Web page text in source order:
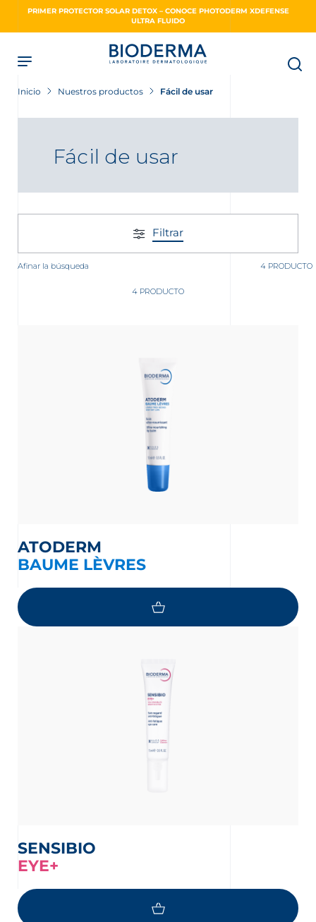
PRIMER PROTECTOR SOLAR DETOX – CONOCE PHOTODERM XDEFENSE
ULTRA FLUIDO
Inicio Nuestros productos Fácil de usar
Fácil de usar
Filtrar
Afinar la búsqueda 4 PRODUCTO
4 PRODUCTO
ATODERM
BAUME LÈVRES
SENSIBIO
EYE+